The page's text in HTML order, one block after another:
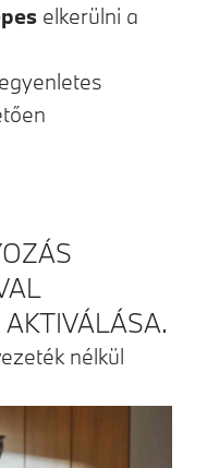
elkerülni a
nélkül